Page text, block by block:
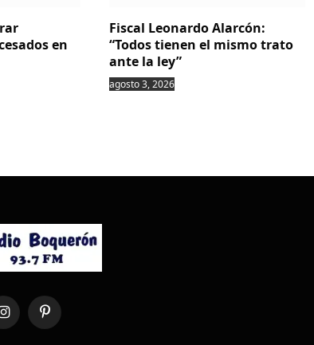
en
Fiscal Leonardo Alarcón:
“Todos tienen el mismo trato
ante la ley”
agosto 3, 2026
InstagramPinterest